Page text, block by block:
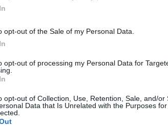
opt-out of the Sale of my Personal Data.
opt-out of processing my Personal Data for
opt-out of Collection, Use, Retention, Sale, and/or
Data that Is Unrelated with the Purposes
a KecsUP újságírói